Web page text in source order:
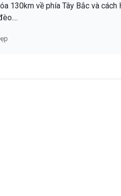
130km về phía Tây Bắc và